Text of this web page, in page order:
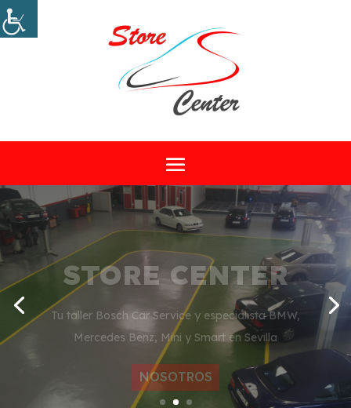
STORE CENTER
Tu taller Bosch Car Service y especialista BMW,
Mercedes Benz, Mini y Smart en Sevilla
NOSOTROS